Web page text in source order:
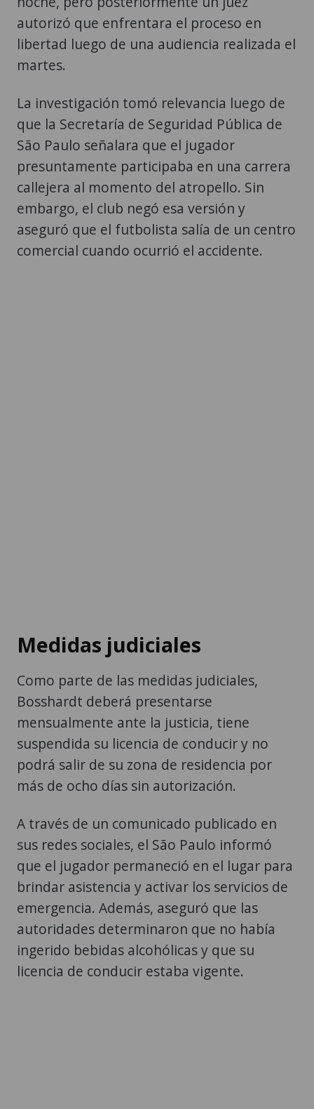
autorizó que enfrentara el proceso en
libertad luego de una audiencia realizada el
martes.
La investigación tomó relevancia luego de
que la Secretaría de Seguridad Pública de
São Paulo señalara que el jugador
presuntamente participaba en una carrera
callejera al momento del atropello. Sin
embargo, el club negó esa versión y
aseguró que el futbolista salía de un centro
comercial cuando ocurrió el accidente.
Medidas judiciales
Como parte de las medidas judiciales,
Bosshardt deberá presentarse
mensualmente ante la justicia, tiene
suspendida su licencia de conducir y no
podrá salir de su zona de residencia por
más de ocho días sin autorización.
A través de un comunicado publicado en
sus redes sociales, el São Paulo informó
que el jugador permaneció en el lugar para
brindar asistencia y activar los servicios de
emergencia. Además, aseguró que las
autoridades determinaron que no había
ingerido bebidas alcohólicas y que su
licencia de conducir estaba vigente.